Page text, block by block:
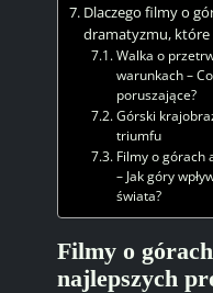
Dlaczego filmy o
dramatyzmu, które
Walka o
warunkach –
poruszające?
Górski
triumfu
Filmy o górach
– Jak góry
świata?
Filmy o
najlepszych